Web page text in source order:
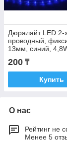
Дюралайт LED 2-
проводный,
13мм, синий,
кратность резки
200 ₸
Купить
О нас
Рейтинг не
Менее 5